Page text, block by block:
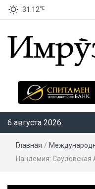
31.12℃
6 августа 2026
Главная /
Пандемия: Саудовская